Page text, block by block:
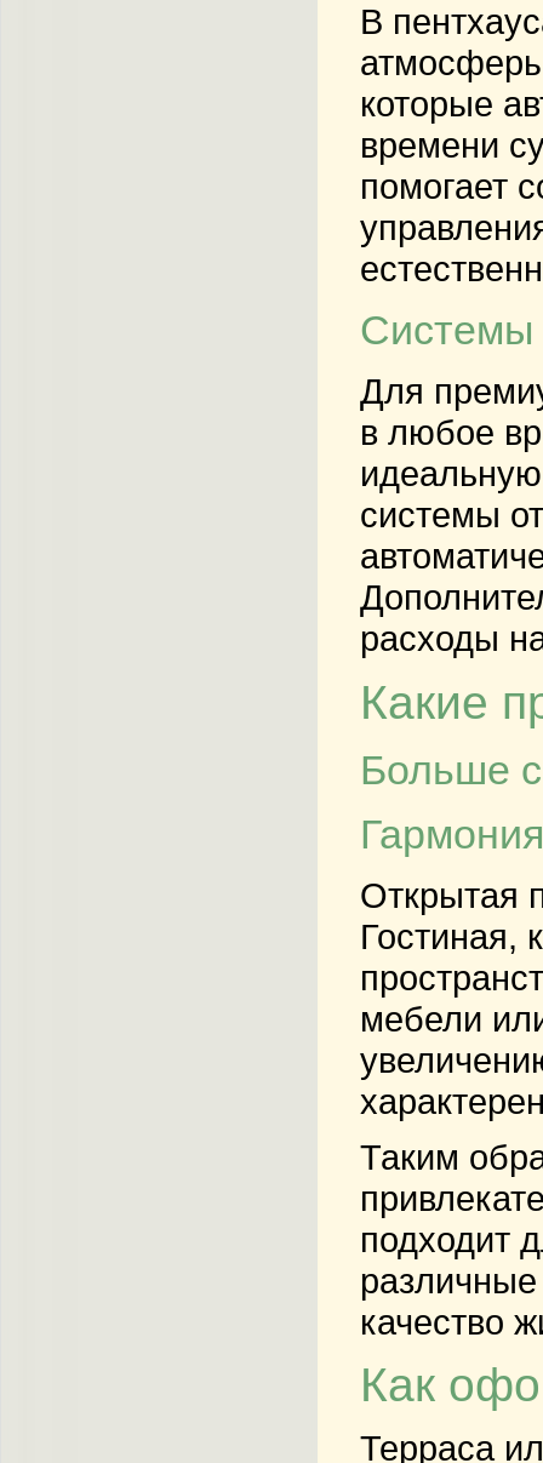
В
которые
времени
помогает
Системы
Для
в любое
системы
расходы
Какие
Больше
Открытая
Гостиная,
мебели
Таким
подходит
качество
Как
Терраса